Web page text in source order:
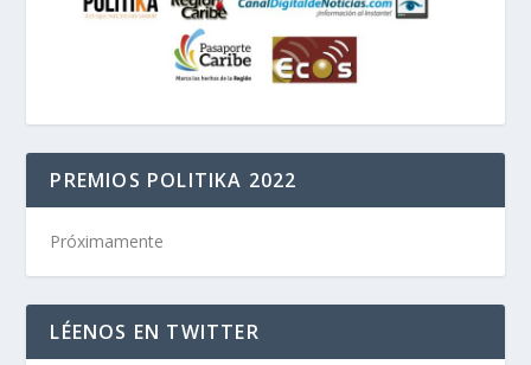
PREMIOS POLITIKA 2022
Próximamente
LÉENOS EN TWITTER